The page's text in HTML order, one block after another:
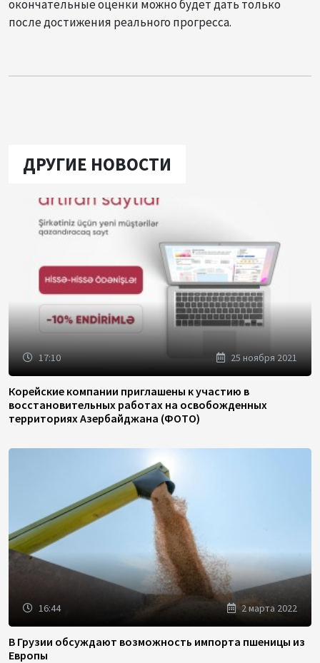
окончательные оценки можно будет дать только
после достижения реального прогресса.
ДРУГИЕ НОВОСТИ
17:10 25 ноября 2021
Корейские компании приглашены к участию в
восстановительных работах на освобожденных
территориях Азербайджана (ФОТО)
16:44 2 марта 2022
В Грузии обсуждают возможность импорта пшеницы из
Европы